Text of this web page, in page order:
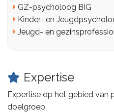
GZ-psycholoog BIG
Kinder- en
Jeugd- en
Expertise
Expertise op het gebied van
doelgroep.